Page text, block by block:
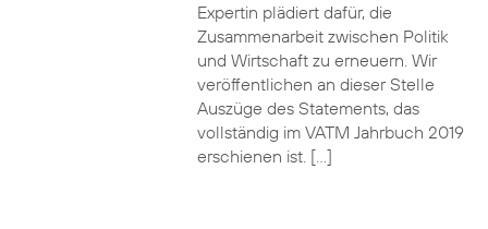
Expertin plädiert dafür, die
Zusammenarbeit zwischen Politik
und Wirtschaft zu erneuern. Wir
veröffentlichen an dieser Stelle
Auszüge des Statements, das
vollständig im VATM Jahrbuch 2019
erschienen ist. […]